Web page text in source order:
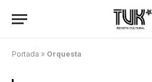
Portada » Orquesta